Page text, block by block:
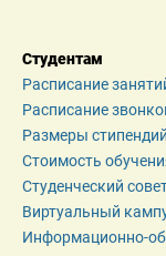
Студентам
Расписание
Расписание
Размеры стипендий
Стоимость
Студенческий
Виртуальный
Информационно-